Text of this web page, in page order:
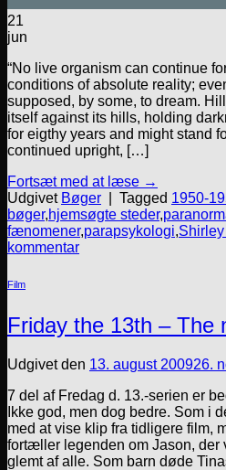
21
jun
“No live organism can continue
conditions of absolute reality;
supposed, by some, to dream.
itself against its hills, holding
for eigthy years and might stand
continued upright, […]
Fortsæt med at læse →
Udgivet Bøger Tagged 1950-
bøger,hjemsøgte steder,
fænomener,parapsykologi,
kommentar
Film
Friday the 13th – The
Udgivet den 13. august 200926.
7 del af Fredag d. 13.-serien er
Ikke god, men dog bedre. Som i
med at vise klip fra tidligere film,
fortæller legenden om Jason, der
glemt af alle. Som barn døde